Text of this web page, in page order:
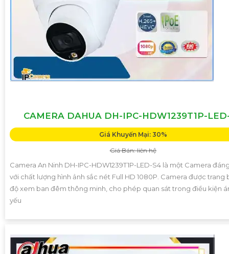
CAMERA DAHUA DH-IPC-HDW1239T1P-
Giá Khuyến Mại: 30%
Giá Bán: liên hệ
Camera An Ninh DH-IPC-HDW1239T1P-LED-S4 là một Camera
với chất lượng hình ảnh sắc nét Full HD 1080P. Camera được trang
độ xem ban đêm thông minh, cho phép quan sát trong điều kiện
yếu